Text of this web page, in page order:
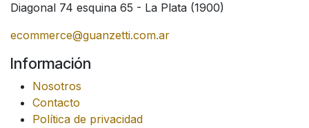
Diagonal 74 esquina 65 - La Plata (1900)
ecommerce@guanzetti.com.ar
Información
Nosotros
Contacto
Política de privacidad